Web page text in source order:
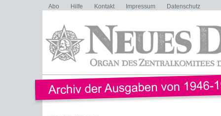
Abo Hilfe Kontakt Impressum Datenschutz